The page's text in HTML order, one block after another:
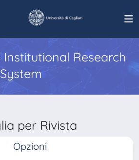
Institutional Research
per Rivista
Opzioni